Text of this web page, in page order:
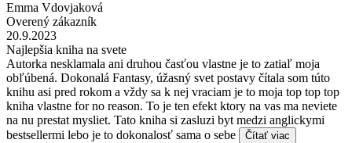
Emma Vdovjaková
Overený zákazník
20.9.2023
Najlepšia kniha na svete
Autorka nesklamala ani druhou časťou vlastne je to zatiaľ moja
obľúbená. Dokonalá Fantasy, úžasný svet postavy čítala som túto
knihu asi pred rokom a vždy sa k nej vraciam je to moja top top top
kniha vlastne for no reason. To je ten efekt ktory na vas ma neviete
na nu prestat mysliet. Tato kniha si zasluzi byt medzi anglickymi
bestsellermi lebo je to dokonalosť sama o sebe
Čítať viac